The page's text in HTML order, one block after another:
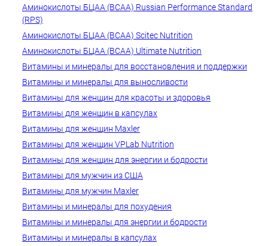
Аминокислоты БЦАА (BCAA) Russian Performance Standard
(RPS)
Аминокислоты БЦАА (BCAA) Scitec Nutrition
Аминокислоты БЦАА (BCAA) Ultimate Nutrition
Витамины и минералы для восстановления и поддержки
Витамины и минералы для выносливости
Витамины для женщин для красоты и здоровья
Витамины для женщин в капсулах
Витамины для женщин Maxler
Витамины для женщин VPLab Nutrition
Витамины для женщин для энергии и бодрости
Витамины для мужчин из США
Витамины для мужчин Maxler
Витамины и минералы для похудения
Витамины и минералы для энергии и бодрости
Витамины и минералы в капсулах